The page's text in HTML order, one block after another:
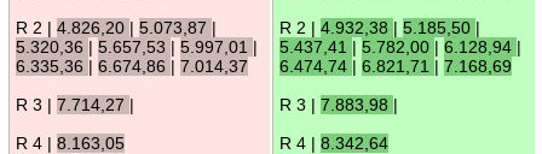
R 2 | 4.826,20 | 5.073,87 |
5.320,36 | 5.657,53 | 5.997,01 |
6.335,36 | 6.674,86 | 7.014,37
R 3 | 7.714,27 |
R 4 | 8.163,05
R 2 | 4.932,38 | 5.185,50 |
5.437,41 | 5.782,00 | 6.128,94 |
6.474,74 | 6.821,71 | 7.168,69
R 3 | 7.883,98 |
R 4 | 8.342,64